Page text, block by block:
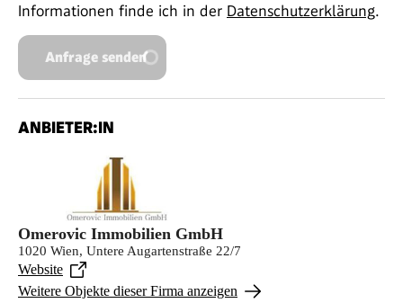
Informationen finde ich in der Datenschutzerklärung.
Anfrage senden
ANBIETER:IN
Omerovic Immobilien GmbH
1020 Wien, Untere Augartenstraße 22/7
Website
Weitere Objekte dieser Firma anzeigen